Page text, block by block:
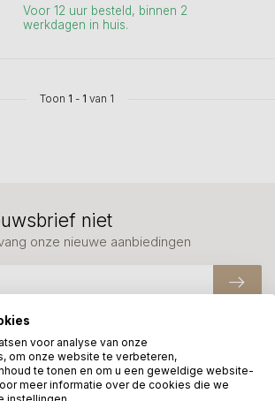
Voor 12 uur besteld, binnen 2
werkdagen in huis.
Toon 1 - 1 van 1
uw keuze of geven advies, bel of app
06-23643267
niet
onze nieuwe aanbiedingen
voor analyse van onze
om onze website te verbeteren,
te tonen en om u een geweldige website-
meer informatie over de cookies die we